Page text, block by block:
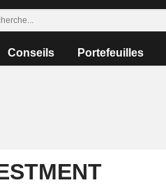
Conseils Portefeuilles